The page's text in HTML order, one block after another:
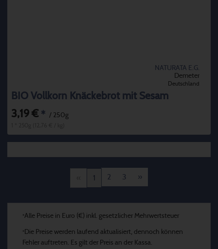
NATURATA E.G.
Demeter
Deutschland
BIO Vollkorn Knäckebrot mit Sesam
3,19 € * / 250g
1 2 3 »
*Alle Preise in Euro (€) inkl. gesetzlicher Mehrwertsteuer
* Die Preise werden laufend aktualisiert, dennoch können
Fehler auftreten. Es gilt der Preis an der Kassa.